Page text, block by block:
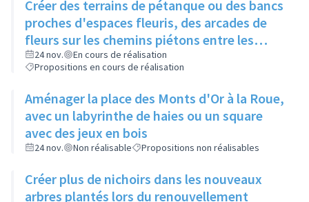
Créer des terrains de pétanque ou des bancs
proches d'espaces fleuris, des arcades de
fleurs sur les chemins piétons entre les
immeubles
24 nov.
En cours de réalisation
Propositions en cours de réalisation
Aménager la place des Monts d'Or à la Roue,
avec un labyrinthe de haies ou un square
avec des jeux en bois
24 nov. Non réalisable Propositions non réalisables
Créer plus de nichoirs dans les nouveaux
arbres plantés lors du renouvellement